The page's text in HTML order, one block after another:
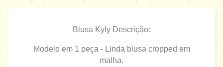
Blusa Kyly Descrição:
Modelo em 1 peça - Linda blusa cropped em
malha.